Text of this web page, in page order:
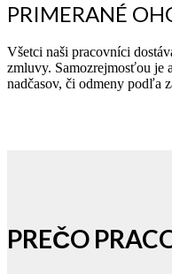
PRIMERANÉ
Všetci naši pracovníci
zmluvy. Samozrejmosťou je
nadčasov, či odmeny podľa
PREČO